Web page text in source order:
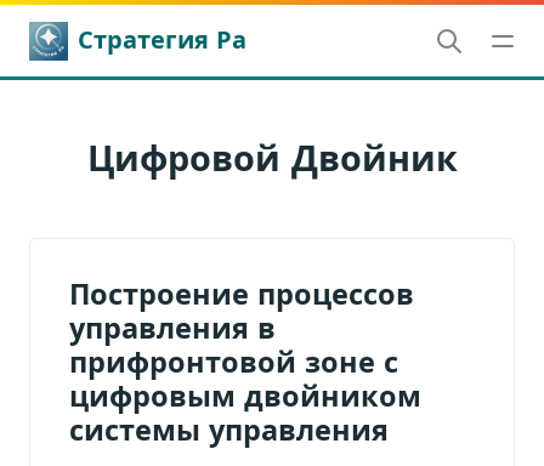
Стратегия Ра
Цифровой Двойник
Построение процессов
управления в
прифронтовой зоне с
цифровым двойником
системы управления